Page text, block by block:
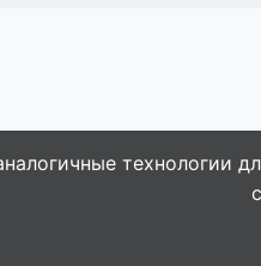
технологии